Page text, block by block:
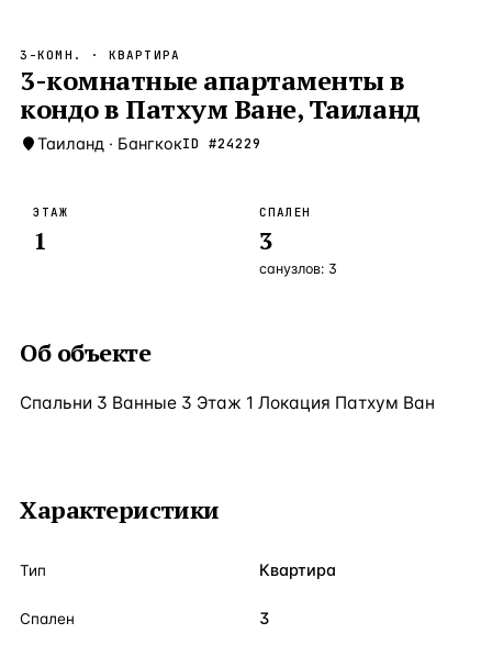
Новороссийск — Локация
Стамбул —Локация Турция · 2
Анталия
ЧАСТО ИЩУТ
Турция
3-КОМН. · КВАРТИРА
3-комнатные апартаменты в
кондо в Патхум Ване, Таиланд
Таиланд · БангкокID #24229
ЭТАЖ
1
СПАЛЕН
3
санузлов: 3
Об объекте
Спальни 3 Ванные 3 Этаж 1 Локация Патхум Ван
Характеристики
Тип Квартира
Спален 3